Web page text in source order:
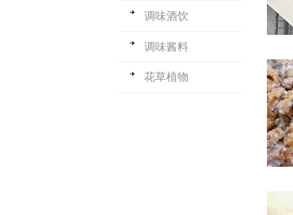
调味酒饮
调味酱料
花草植物